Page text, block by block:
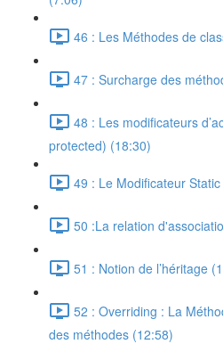
46 : Les Méthodes de
47 : Surcharge des
48 : Les modificateurs
protected) (18:30)
49 : Le Modificateur
50 :La relation
51 : Notion de l’héritage
52 : Overriding : La
des méthodes (12:58)